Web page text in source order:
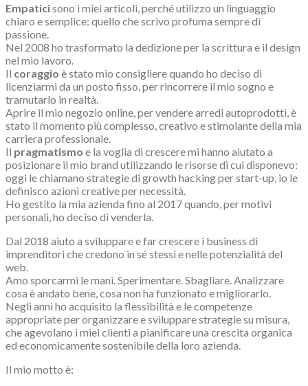
Empaticisono i miei articoli, perché utilizzo un linguaggio
chiaro e semplice: quello che scrivo profuma sempre di
passione.
Nel 2008 ho trasformato la dedizione per la scrittura e il design
nel mio lavoro.
Il coraggio è stato mio consigliere quando ho deciso di
licenziarmi da un posto fisso, per rincorrere il mio sogno e
tramutarlo in realtà.
Aprire il mio negozio online, per vendere arredi autoprodotti, è
stato il momento più complesso, creativo e stimolante della mia
carriera professionale.
Il pragmatismo e la voglia di crescere mi hanno aiutato a
posizionare il mio brand utilizzando le risorse di cui disponevo:
oggi le chiamano strategie di growth hacking per start-up, io le
definisco azioni creative per necessità.
Ho gestito la mia azienda fino al 2017 quando, per motivi
personali, ho deciso di venderla.
Dal 2018 aiuto a sviluppare e farcrescere i business di
imprenditori che credono in sé stessi e nelle potenzialità del
web.
Amo sporcarmi le mani. Sperimentare . Sbagliare. Analizzare
cosa è andato bene, cosa non ha funzionato e migliorarlo.
Negli anni ho acquisito la flessibilità e le competenze
appropriate per organizzare e svilupparestrategiesu misura,
che agevolano i miei clienti a pianificare una crescita organica
ed economicamente sostenibile della loro azienda.
Il mio motto è: